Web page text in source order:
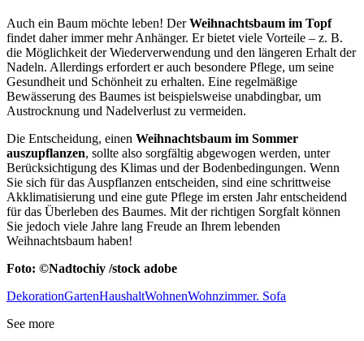
Auch ein Baum möchte leben! DerWeihnachtsbaum im Topf
findet daher immer mehr Anhänger. Er bietet viele Vorteile – z. B.
die Möglichkeit der Wiederverwendung und den längeren Erhalt der
Nadeln. Allerdings erfordert er auch besondere Pflege, um seine
Gesundheit und Schönheit zu erhalten. Eine regelmäßige
Bewässerung des Baumes ist beispielsweise unabdingbar, um
Austrocknung und Nadelverlust zu vermeiden.
Die Entscheidung, einen Weihnachtsbaum im Sommer
auszupflanzen, sollte also sorgfältig abgewogen werden, unter
Berücksichtigung des Klimas und der Bodenbedingungen. Wenn
Sie sich für das Auspflanzen entscheiden, sind eine schrittweise
Akklimatisierung und eine gute Pflege im ersten Jahr entscheidend
für das Überleben des Baumes. Mit der richtigen Sorgfalt können
Sie jedoch viele Jahre lang Freude an Ihrem lebenden
Weihnachtsbaum haben!
Foto: ©Nadtochiy /stock adobe
DekorationGartenHaushaltWohnenWohnzimmer. Sofa
See more